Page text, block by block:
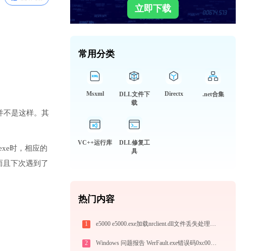
不是这样。其
时，相应的
下次遇到了
立即下载
常用分类
Msxml
DLL文件下
载
Directx .net合集
VC++运行库
DLL修复工
具
热门内容
1 e5000 e5000.exe加载nrclient.dll文件丢失处理办法
2 Windows 问题报告 WerFault.exe错误码0xc0000022处理办法